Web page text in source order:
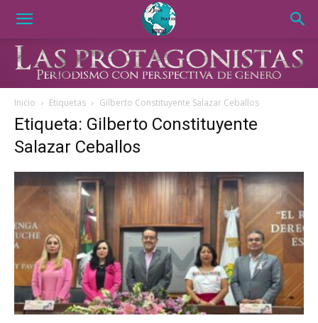
Inicio Etiquetas Gilberto Constituyente Salazar Ceballos
Etiqueta: Gilberto Constituyente
Salazar Ceballos